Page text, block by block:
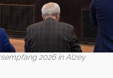
2026 in Alzey